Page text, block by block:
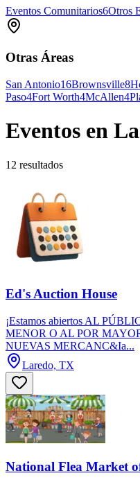
Eventos Comunitarios6Otros
Otras Áreas
San Antonio16Brownsville8
Paso4Fort Worth4McAllen4
Eventos en
12 resultados
Ed's Auction House
¡Estamos abiertos AL
MENOR O AL POR
NUEVAS MERCANC&Ia...
Laredo, TX
National Flea Market